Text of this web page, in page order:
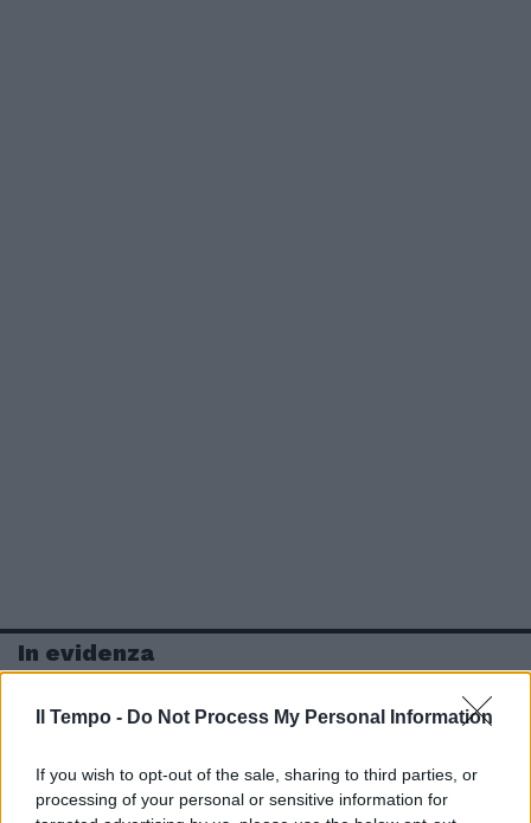
Il Tempo - Do Not Process My Personal Information
If you wish to opt-out of the sale, sharing to third parties, or
processing of your personal or sensitive information for
In evidenza